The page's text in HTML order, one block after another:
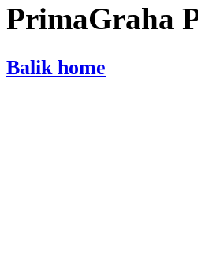
PrimaGraha
Balik home